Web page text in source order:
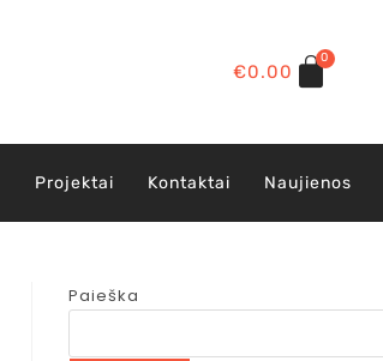
€0.00
0
Projektai Kontaktai Naujienos
Paieška